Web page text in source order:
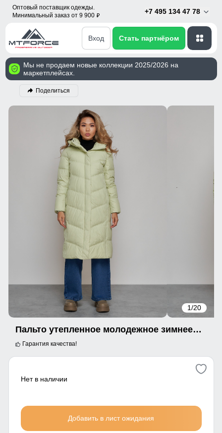
Оптовый поставщик одежды.
Минимальный заказ от 9 900 p
+7 495 134 47 78
Вход Стать партнёром
Мы не продаем новые коллекции 2025/2026 на
маркетплейсах.
Поделиться
1/20
Пальто утепленное молодежное зимнее женское светло-зеленого цвета 52325ZS
Гарантия качества!
Нет в наличии
Добавить в лист ожидания